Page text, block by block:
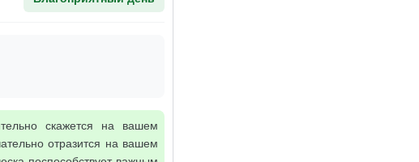
скажется на вашем
отразится на вашем